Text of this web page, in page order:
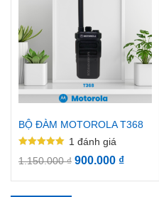
BỘ ĐÀM MOTOROLA T368
hạng
5 sao
1 đánh giá
1.150.000₫ 900.000 ₫